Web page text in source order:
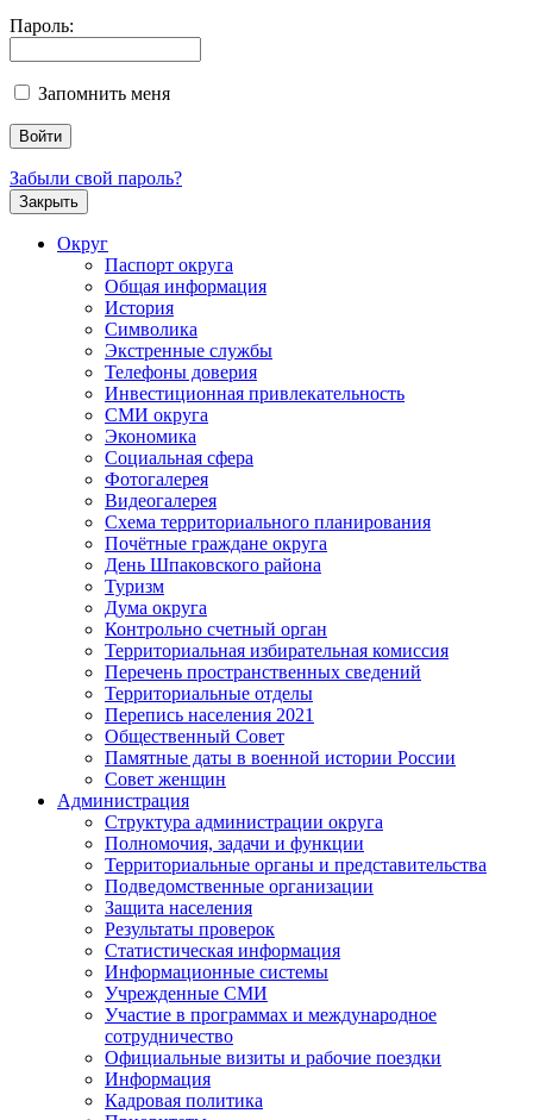
Пароль:
Запомнить меня
Забыли свой пароль?
Закрыть
Округ
Паспорт округа
Общая информация
История
Символика
Экстренные службы
Телефоны доверия
Инвестиционная привлекательность
СМИ округа
Экономика
Социальная сфера
Фотогалерея
Видеогалерея
Схема территориального планирования
Почётные граждане округа
День Шпаковского района
Туризм
Дума округа
Контрольно счетный орган
Территориальная избирательная комиссия
Перечень пространственных сведений
Территориальные отделы
Перепись населения 2021
Общественный Совет
Памятные даты в военной истории России
Совет женщин
Администрация
Структура администрации округа
Полномочия, задачи и функции
Территориальные органы и представительства
Подведомственные организации
Защита населения
Результаты проверок
Статистическая информация
Информационные системы
Учрежденные СМИ
Участие в программах и международное
сотрудничество
Официальные визиты и рабочие поездки
Информация
Кадровая политика